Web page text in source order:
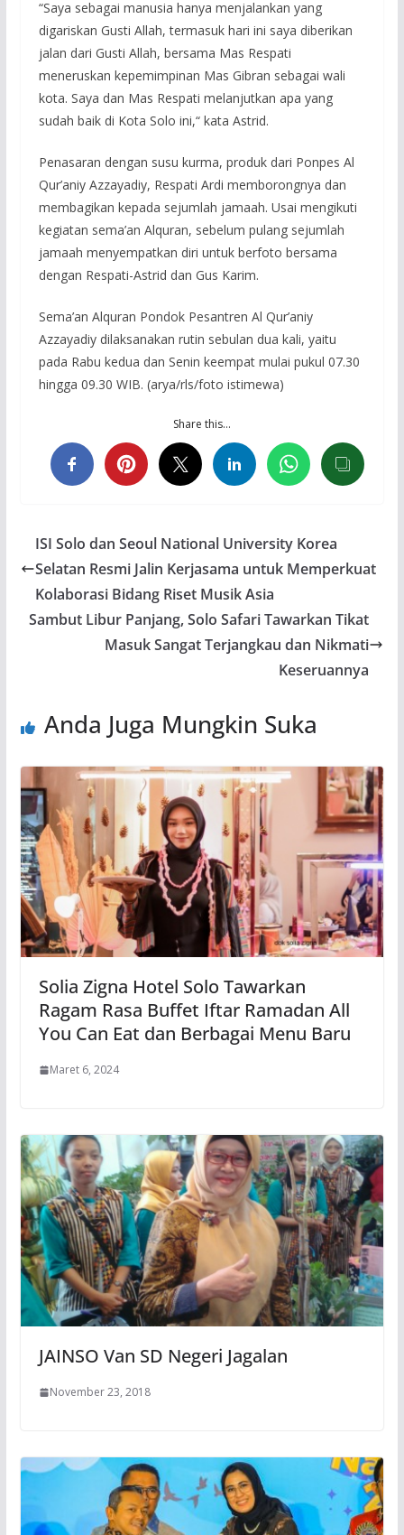
“Saya sebagai manusia hanya menjalankan yang
digariskan Gusti Allah, termasuk hari ini saya diberikan
jalan dari Gusti Allah, bersama Mas Respati
meneruskan kepemimpinan Mas Gibran sebagai wali
kota. Saya dan Mas Respati melanjutkan apa yang
sudah baik di Kota Solo ini,“ kata Astrid.
Penasaran dengan susu kurma, produk dari Ponpes Al
Qur’aniy Azzayadiy, Respati Ardi memborongnya dan
membagikan kepada sejumlah jamaah. Usai mengikuti
kegiatan sema’an Alquran, sebelum pulang sejumlah
jamaah menyempatkan diri untuk berfoto bersama
dengan Respati-Astrid dan Gus Karim.
Sema’an Alquran Pondok Pesantren Al Qur’aniy
Azzayadiy dilaksanakan rutin sebulan dua kali, yaitu
pada Rabu kedua dan Senin keempat mulai pukul 07.30
hingga 09.30 WIB. (arya/rls/foto istimewa)
Share this…
ISI Solo dan Seoul National University Korea
Selatan Resmi Jalin Kerjasama untuk Memperkuat
Kolaborasi Bidang Riset Musik Asia
Sambut Libur Panjang, Solo Safari Tawarkan Tikat
Masuk Sangat Terjangkau dan Nikmati
Keseruannya
Anda Juga Mungkin Suka
Solia Zigna Hotel Solo Tawarkan
Ragam Rasa Buffet Iftar Ramadan All
You Can Eat dan Berbagai Menu Baru
Maret 6, 2024
JAINSO Van SD Negeri Jagalan
November 23, 2018